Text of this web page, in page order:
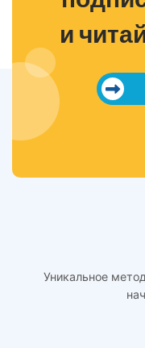
и
Уникальное